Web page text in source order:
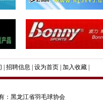
招聘信息 设为首页 加入收藏
黑龙江省羽毛球协会